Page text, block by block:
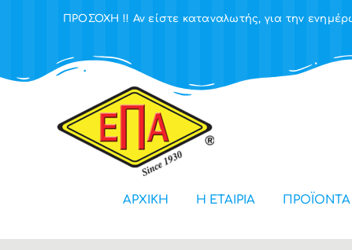
ΠΡΟΣΟΧΗ !! Αν είστε καταναλωτής, για την
ΑΡΧΙΚΗ Η ΕΤΑΙΡΙΑ ΠΡΟΪΟΝΤΑ